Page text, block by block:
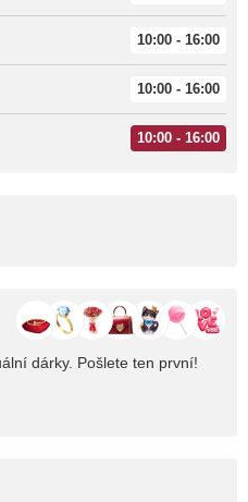
10:00 - 16:00
10:00 - 16:00
10:00 - 16:00
dárky. Pošlete ten první!